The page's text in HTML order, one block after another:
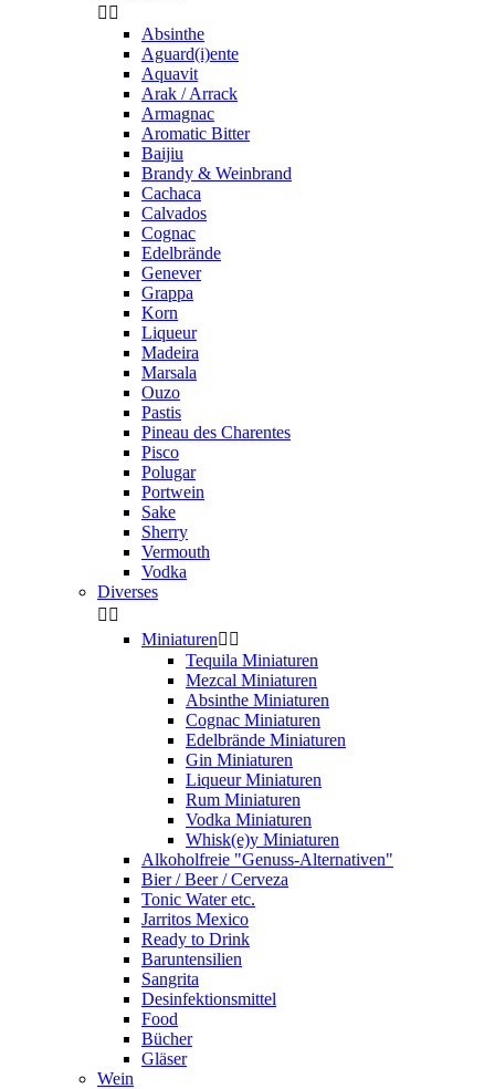
 
Absinthe
Aguard(i)ente
Aquavit
Arak / Arrack
Armagnac
Aromatic Bitter
Baijiu
Brandy & Weinbrand
Cachaca
Calvados
Cognac
Edelbrände
Genever
Grappa
Korn
Liqueur
Madeira
Marsala
Ouzo
Pastis
Pineau des Charentes
Pisco
Polugar
Portwein
Sake
Sherry
Vermouth
Vodka
Diverses
 
Miniaturen 
Tequila Miniaturen
Mezcal Miniaturen
Absinthe Miniaturen
Cognac Miniaturen
Edelbrände Miniaturen
Gin Miniaturen
Liqueur Miniaturen
Rum Miniaturen
Vodka Miniaturen
Whisk(e)y Miniaturen
Alkoholfreie "Genuss-Alternativen"
Bier / Beer / Cerveza
Tonic Water etc.
Jarritos Mexico
Ready to Drink
Baruntensilien
Sangrita
Desinfektionsmittel
Food
Bücher
Gläser
Wein